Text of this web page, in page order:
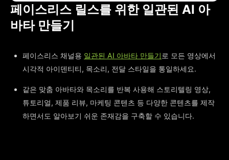
페이스리스 릴스를 위한 일관된 AI 아
바타 만들기
페이스리스 채널용 일관된 AI 아바타 만들기 로 모든 영상에서
시각적 아이덴티티, 목소리, 전달 스타일을 통일하세요.
같은 맞춤 아바타와 목소리를 반복 사용해 스토리텔링 영상,
튜토리얼, 제품 리뷰, 마케팅 콘텐츠 등 다양한 콘텐츠를 제작
하면서도 알아보기 쉬운 존재감을 구축할 수 있습니다.